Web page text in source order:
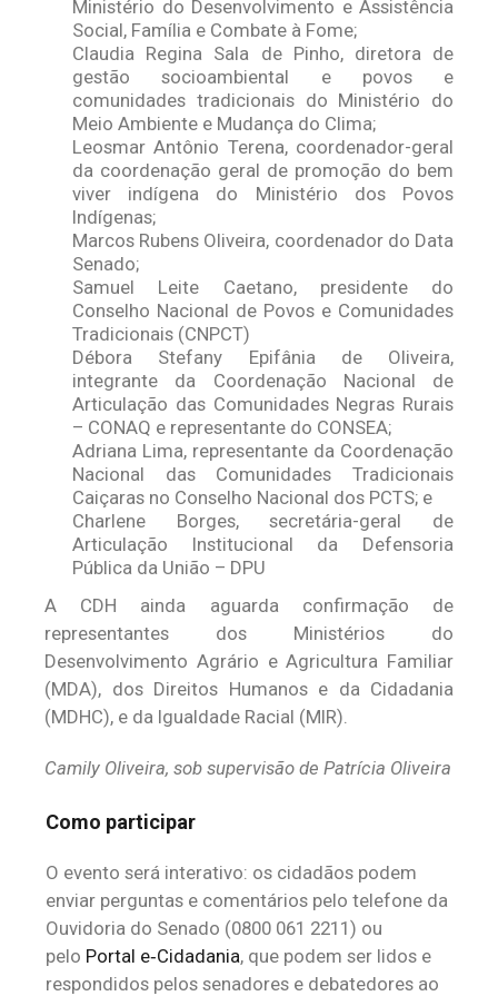
Ministério do Desenvolvimento e Assistência
Social, Família e Combate à Fome;
Claudia Regina Sala de Pinho, diretora de
gestão socioambiental e povos e
comunidades tradicionais do Ministério do
Meio Ambiente e Mudança do Clima;
Leosmar Antônio Terena, coordenador-geral
da coordenação geral de promoção do bem
viver indígena do Ministério dos Povos
Indígenas;
Marcos Rubens Oliveira, coordenador do Data
Senado;
Samuel Leite Caetano, presidente do
Conselho Nacional de Povos e Comunidades
Tradicionais (CNPCT)
Débora Stefany Epifânia de Oliveira,
integrante da Coordenação Nacional de
Articulação das Comunidades Negras Rurais
– CONAQ e representante do CONSEA;
Adriana Lima, representante da Coordenação
Nacional das Comunidades Tradicionais
Caiçaras no Conselho Nacional dos PCTS; e
Charlene Borges, secretária-geral de
Articulação Institucional da Defensoria
Pública da União – DPU
A CDH ainda aguarda confirmação de
representantes dos Ministérios do
Desenvolvimento Agrário e Agricultura Familiar
(MDA), dos Direitos Humanos e da Cidadania
(MDHC), e da Igualdade Racial (MIR).
Camily Oliveira, sob supervisão de Patrícia Oliveira
Como participar
O evento será interativo: os cidadãos podem
enviar perguntas e comentários pelo telefone da
Ouvidoria do Senado (0800 061 2211) ou
pelo Portal e‑Cidadania, que podem ser lidos e
respondidos pelos senadores e debatedores ao